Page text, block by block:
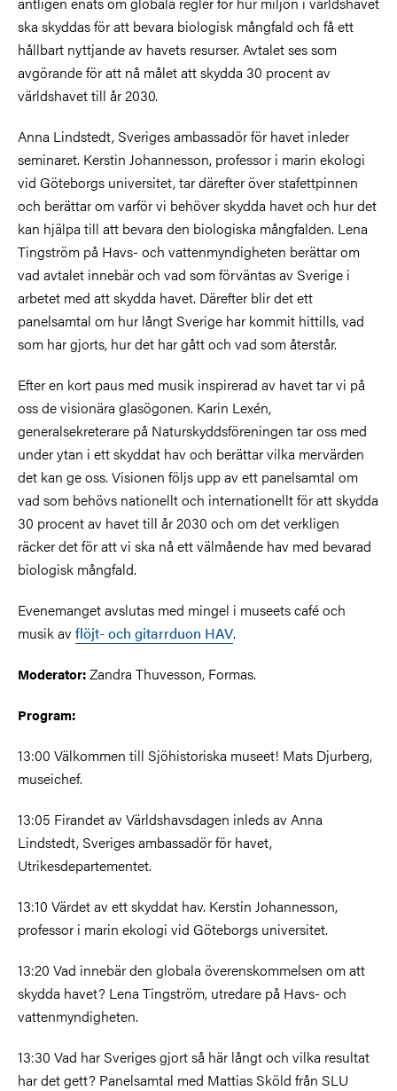
ska skyddas för att bevara biologisk mångfald och få ett
hållbart nyttjande av havets resurser. Avtalet ses som
avgörande för att nå målet att skydda 30 procent av
världshavet till år 2030.
Anna Lindstedt, Sveriges ambassadör för havet inleder
seminaret. Kerstin Johannesson, professor i marin ekologi
vid Göteborgs universitet, tar därefter över stafettpinnen
och berättar om varför vi behöver skydda havet och hur det
kan hjälpa till att bevara den biologiska mångfalden. Lena
Tingström på Havs- och vattenmyndigheten berättar om
vad avtalet innebär och vad som förväntas av Sverige i
arbetet med att skydda havet. Därefter blir det ett
panelsamtal om hur långt Sverige har kommit hittills, vad
som har gjorts, hur det har gått och vad som återstår.
Efter en kort paus med musik inspirerad av havet tar vi på
oss de visionära glasögonen. Karin Lexén,
generalsekreterare på Naturskyddsföreningen tar oss med
under ytan i ett skyddat hav och berättar vilka mervärden
det kan ge oss. Visionen följs upp av ett panelsamtal om
vad som behövs nationellt och internationellt för att skydda
30 procent av havet till år 2030 och om det verkligen
räcker det för att vi ska nå ett välmående hav med bevarad
biologisk mångfald.
Evenemanget avslutas med mingel i museets café och
musik avflöjt- och gitarrduon HAV.
Moderator:Zandra Thuvesson, Formas.
Program:
13:00 Välkommen till Sjöhistoriska museet! Mats Djurberg,
museichef.
13:05 Firandet av Världshavsdagen inleds av Anna
Lindstedt, Sveriges ambassadör för havet,
Utrikesdepartementet.
13:10 Värdet av ett skyddat hav. Kerstin Johannesson,
professor i marin ekologi vid Göteborgs universitet.
13:20 Vad innebär den globala överenskommelsen om att
skydda havet? Lena Tingström, utredare på Havs- och
vattenmyndigheten.
13:30 Vad har Sveriges gjort så här långt och vilka resultat
har det gett? Panelsamtal med Mattias Sköld från SLU